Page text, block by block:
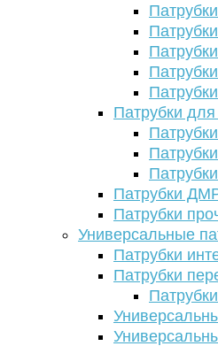
Патрубки
Патрубки
Патрубки
Универсальные
Патрубки
Патрубки